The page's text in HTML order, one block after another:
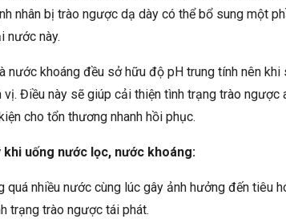
nhân bị trào ngược dạ dày có thể bổ sung một
nước này.
nước khoáng đều sở hữu độ pH trung tính nên
Điều này sẽ giúp cải thiện tình trạng trào
cho tổn thương nhanh hồi phục.
uống nước lọc, nước khoáng:
quá nhiều nước cùng lúc gây ảnh hưởng đến tiêu
trạng trào ngược tái phát.